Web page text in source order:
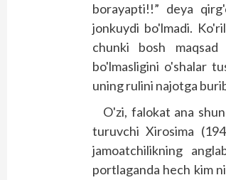
borayapti!!” deya
jonkuydi bo'lmadi.
chunki bosh
bo'lmasligini o'shalar
uning rulini najotga
O'zi, falokat ana
turuvchi Xirosima
jamoatchilikning
portlaganda hech kim